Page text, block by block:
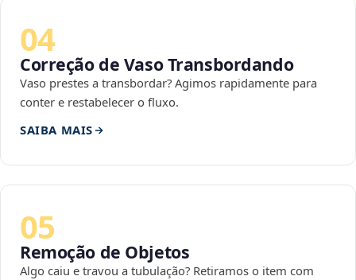
04
Correção de Vaso Transbordando
Vaso prestes a transbordar? Agimos rapidamente para
conter e restabelecer o fluxo.
SAIBA MAIS
05
Remoção de Objetos
Algo caiu e travou a tubulação? Retiramos o item com